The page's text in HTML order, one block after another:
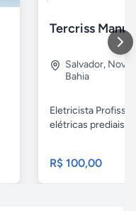
Salvador, Nova
Bahia
Eletricista
elétricas prediais e
R$ 100,00